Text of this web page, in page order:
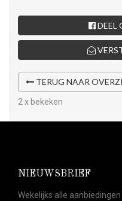
DEEL
TERUG NAAR
2 x bekeken
NIEUWSBRIEF
Wekelijks alle